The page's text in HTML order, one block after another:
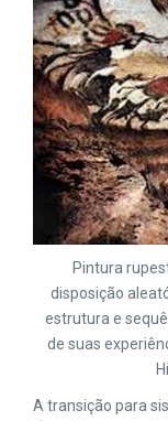
Pintura
disposição
estrutura e
de suas
A transição para